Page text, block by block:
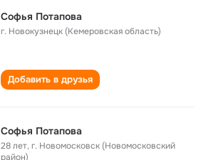
Софья Потапова
г. Новокузнецк (Кемеровская область)
Добавить в друзья
Софья Потапова
28 лет,г. Новомосковск (Новомосковский
район)